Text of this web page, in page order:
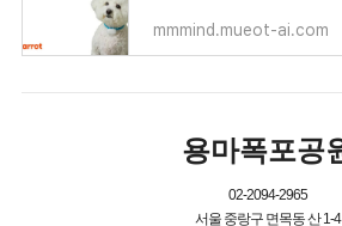
mmmind.mueot-ai.com